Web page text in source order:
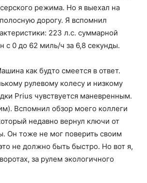
режима. Но я выехал на
дорогу. Я вспомнил
223 л.с. суммарной
с 0 до 62 миль/ч за 6,8 секунды.
как будто смеется в ответ.
рулевому колесу и низкому
Prius чувствуется маневренным.
Вспомнил обзор моего коллеги
недавно вернул ключи от
Он тоже не мог поверить своим
не должно быть быстро. Но вот я,
за рулем экологичного